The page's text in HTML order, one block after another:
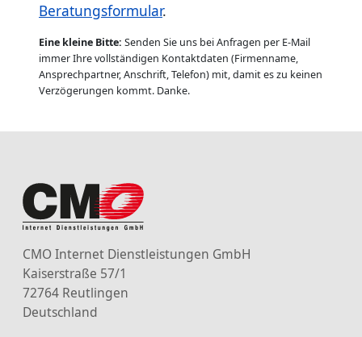
Beratungsformular.
Eine kleine Bitte: Senden Sie uns bei Anfragen per E-Mail
immer Ihre vollständigen Kontaktdaten (Firmenname,
Ansprechpartner, Anschrift, Telefon) mit, damit es zu keinen
Verzögerungen kommt. Danke.
CMO Internet Dienstleistungen GmbH
Kaiserstraße 57/1
72764 Reutlingen
Deutschland